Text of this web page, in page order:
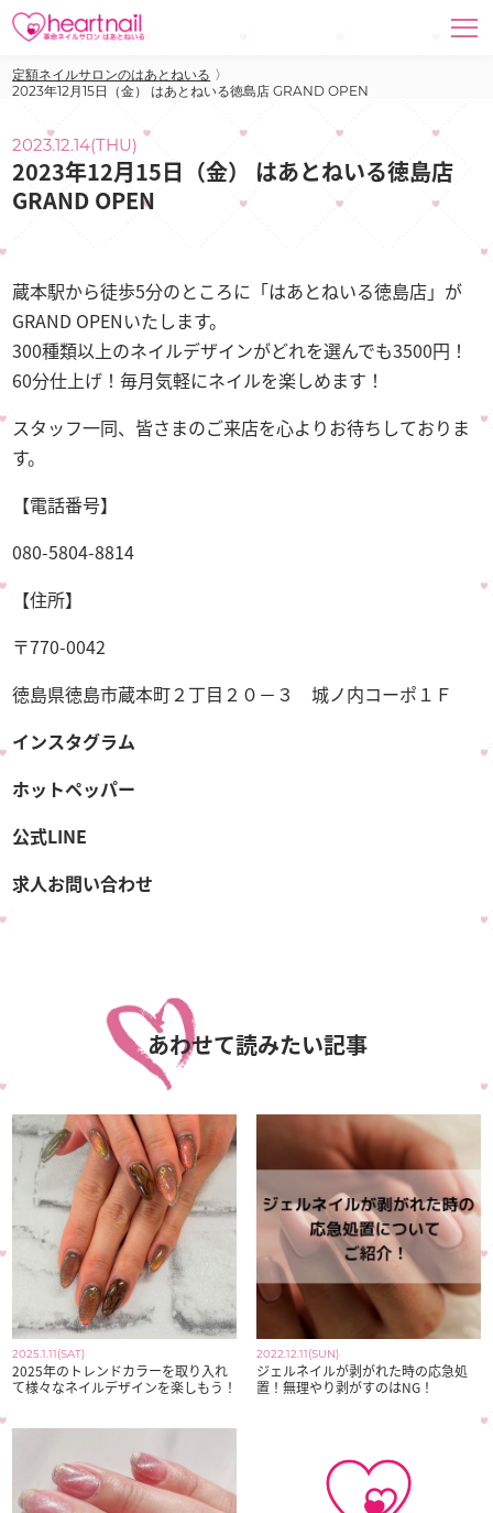
定額ネイルサロンのはあとねいる 〉
2023年12月15日（金） はあとねいる徳島店 GRAND OPEN
2023.12.14(THU)
2023年12月15日（金） はあとねいる徳島店
GRAND OPEN
蔵本駅から徒歩5分のところに「はあとねいる徳島店」が
GRAND OPENいたします。
300種類以上のネイルデザインがどれを選んでも3500円！
60分仕上げ！毎月気軽にネイルを楽しめます！
スタッフ一同、皆さまのご来店を心よりお待ちしておりま
す。
【電話番号】
080-5804-8814
【住所】
〒770-0042
徳島県徳島市蔵本町２丁目２０－３ 城ノ内コーポ１Ｆ
インスタグラム
ホットペッパー
公式LINE
求人お問い合わせ
あわせて読みたい記事
2025.1.11(SAT)
2025年のトレンドカラーを取り入れ
て様々なネイルデザインを楽しもう！
2022.12.11(SUN)
ジェルネイルが剥がれた時の応急処
置！無理やり剥がすのはNG！